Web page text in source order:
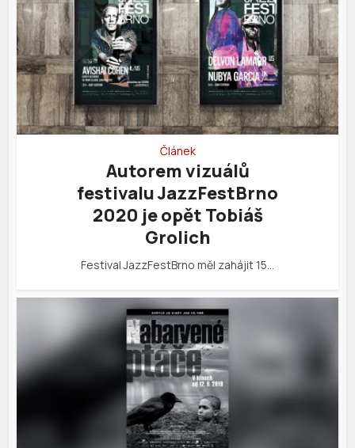
Článek
Autorem vizuálů
festivalu JazzFestBrno
2020 je opět Tobiáš
Grolich
Festival JazzFestBrno měl zahájit 15…